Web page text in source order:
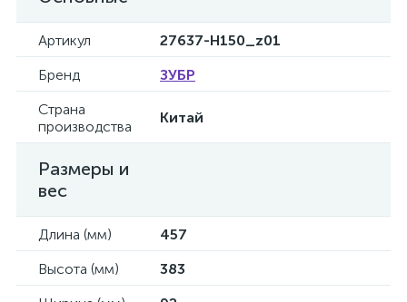
Артикул
27637-H150_z01
Бренд
ЗУБР
Страна
производства
Китай
Размеры и
вес
Длина (мм)
457
Высота (мм)
383